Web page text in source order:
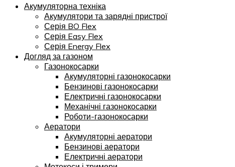
Акумуляторна техніка
Акумулятори та зарядні пристрої
Серія BO Flex
Серія Easy Flex
Серія Energy Flex
Догляд за газоном
Газонокосарки
Акумуляторні газонокосарки
Бензинові газонокосарки
Електричні газонокосарки
Механічні газонокосарки
Роботи-газонокосарки
Аератори
Акумуляторні аератори
Бензинові аератори
Електричні аератори